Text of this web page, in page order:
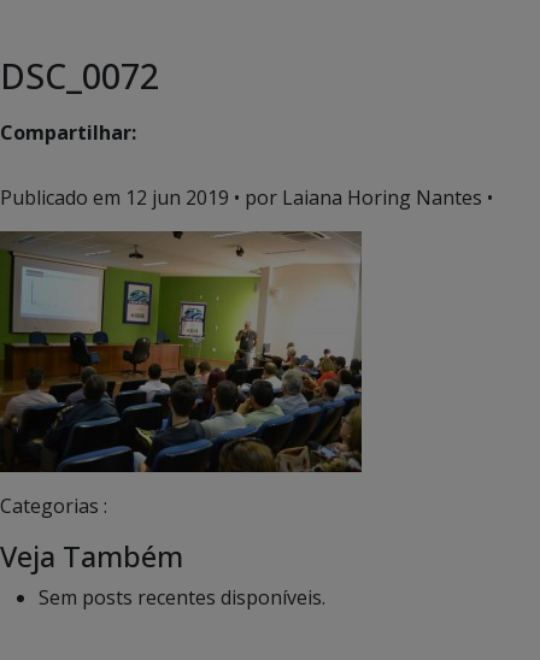
DSC_0072
Compartilhar:
Publicado em 12 jun 2019 • por Laiana Horing Nantes •
Categorias :
Veja Também
Sem posts recentes disponíveis.